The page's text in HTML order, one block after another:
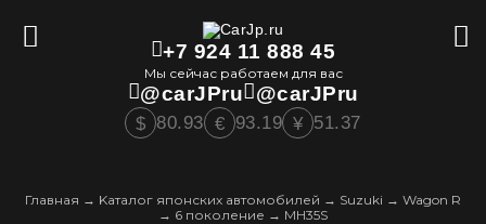
+7 924 11 888 45
Мы сейчас работаем для вас
@carJPru @carJPru
$ 80.93 € 93.19 ¥ 51.37
Главная → Kаталог японских автомобилей → Suzuki → Wagon R
→ 6 поколение → MH35S